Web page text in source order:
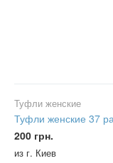
Туфли женские
Туфли женские 37
200 грн.
из г. Киев